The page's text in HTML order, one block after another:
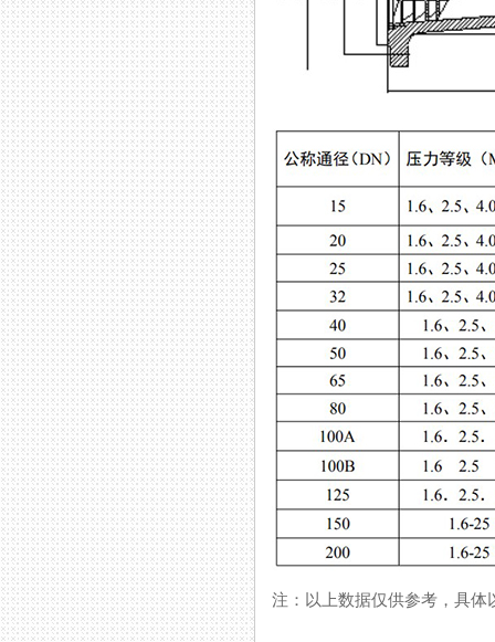
注：以上数据仅供参考，